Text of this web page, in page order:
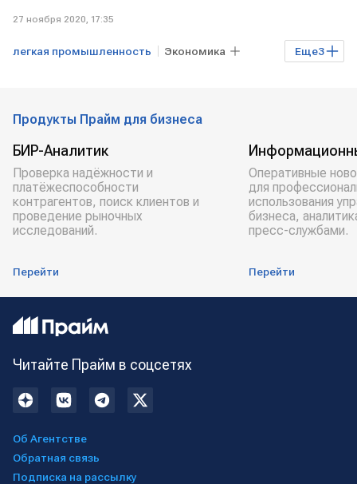
27 ноября 2020, 17:35
Еще3
легкая промышленность Экономика
Продукты Прайм для бизнеса
БИР-Аналитик
Проверка надёжности и
платёжеспособности
контрагентов, поиск клиентов и
проведение рыночных
исследований.
Перейти
Оперативные
для
использования
бизнеса,
пресс-службами.
Перейти
Читайте Прайм в соцсетях
Об Агентстве
Обратная связь
Подписка на рассылку